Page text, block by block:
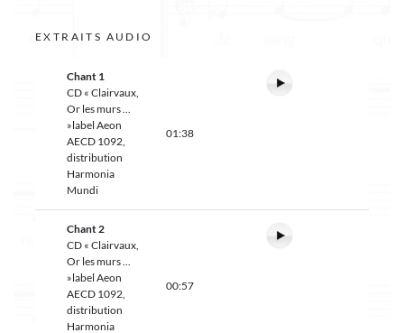
EXTRAITS AUDIO
Chant 1
CD « Clairvaux,
Or les murs ...
»label Aeon
AECD 1092,
distribution
Harmonia
Mundi
01:38
Chant 2
CD « Clairvaux,
Or les murs ...
»label Aeon
AECD 1092,
distribution
Harmonia
00:57